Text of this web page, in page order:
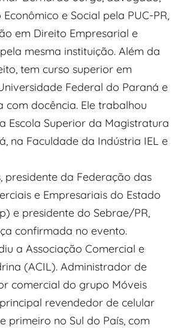
e Social pela PUC-PR,
em Direito Empresarial e
mesma instituição. Além da
tem curso superior em
Federal do Paraná e
com docência. Ele trabalhou
Escola Superior da Magistratura
na Faculdade da Indústria IEL e
presidente da Federação das
e Empresariais do Estado
e presidente do Sebrae/PR,
confirmada no evento.
a Associação Comercial e
(ACIL). Administrador de
comercial do grupo Móveis
revendedor de celular
primeiro no Sul do País, com